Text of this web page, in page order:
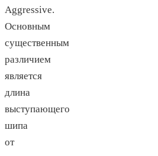
Aggressive.
Основным
существенным
различием
является
длина
выступающего
шипа
от